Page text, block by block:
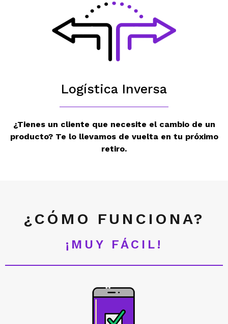
Logística Inversa
¿Tienes un cliente que necesite el cambio de un
producto? Te lo llevamos de vuelta en tu próximo
retiro.
¿CÓMO FUNCIONA?
¡MUY FÁCIL!